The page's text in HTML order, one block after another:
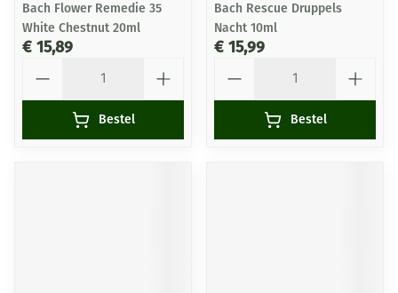
Bach Flower Remedie 35
White Chestnut 20ml
€ 15,89
Bestel
Bach Rescue Druppels
Nacht 10ml
€ 15,99
Bestel